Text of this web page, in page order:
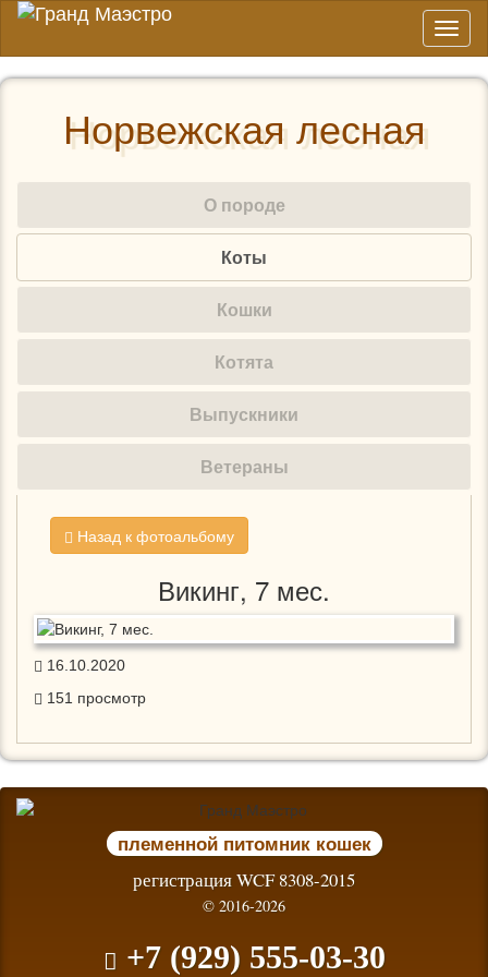
Норвежская лесная
О породе
Коты
Кошки
Котята
Выпускники
Ветераны
Назад к фотоальбому
Викинг, 7 мес.
16.10.2020
151 просмотр
племенной питомник кошек
регистрация WCF 8308-2015
© 2016-2026
+7 (929) 555-03-30